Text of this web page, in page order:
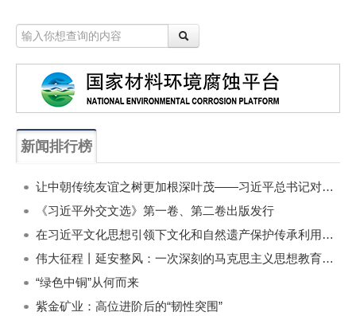
新闻排行榜
让中朝传统友谊之树更加根深叶茂——习近平总书记对朝鲜进行国事访问纪实
《习近平外交文选》第一卷、第二卷出版发行
在习近平文化思想引领下文化和自然遗产保护传承利用工作开创新局面
伟大征程丨延安整风：一次深刻的马克思主义思想教育运动
“绿色中铜”从何而来
紫金矿业：高位进阶后的“韧性突围”